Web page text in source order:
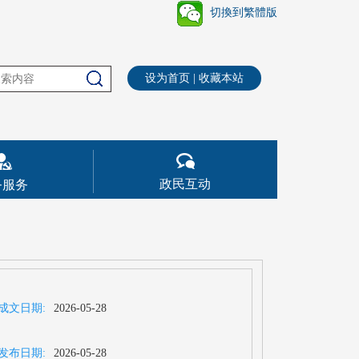
切換到繁體版
设为首页 收藏本站
务 政民互动
文日期: 2026-05-28
布日期: 2026-05-28